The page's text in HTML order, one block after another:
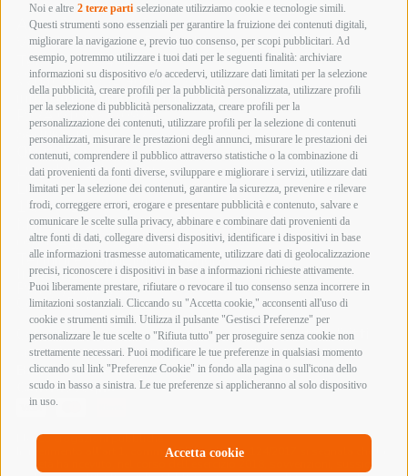
Noi e altre 2 terze parti selezionate utilizziamo cookie e tecnologie simili.
Questi strumenti sono essenziali per garantire la fruizione dei contenuti digitali,
migliorare la navigazione e, previo tuo consenso, per scopi pubblicitari. Ad
esempio, potremmo utilizzare i tuoi dati per le seguenti finalità: archiviare
informazioni su dispositivo e/o accedervi, utilizzare dati limitati per la selezione
della pubblicità, creare profili per la pubblicità personalizzata, utilizzare profili
per la selezione di pubblicità personalizzata, creare profili per la
personalizzazione dei contenuti, utilizzare profili per la selezione di contenuti
personalizzati, misurare le prestazioni degli annunci, misurare le prestazioni dei
contenuti, comprendere il pubblico attraverso statistiche o la combinazione di
dati provenienti da fonti diverse, sviluppare e migliorare i servizi, utilizzare dati
limitati per la selezione dei contenuti, garantire la sicurezza, prevenire e rilevare
frodi, correggere errori, erogare e presentare pubblicità e contenuto, salvare e
comunicare le scelte sulla privacy, abbinare e combinare dati provenienti da
altre fonti di dati, collegare diversi dispositivi, identificare i dispositivi in base
alle informazioni trasmesse automaticamente, utilizzare dati di geolocalizzazione
precisi, riconoscere i dispositivi in base a informazioni richieste attivamente.
Puoi liberamente prestare, rifiutare o revocare il tuo consenso senza incorrere in
limitazioni sostanziali. Cliccando su "Accetta cookie," acconsenti all'uso di
cookie e strumenti simili. Utilizza il pulsante "Gestisci Preferenze" per
personalizzare le tue scelte o "Rifiuta tutto" per proseguire senza cookie non
strettamente necessari. Puoi modificare le tue preferenze in qualsiasi momento
cliccando sul link "Preferenze Cookie" in fondo alla pagina o sull'icona dello
scudo in basso a sinistra. Le tue preferenze si applicheranno al solo dispositivo
in uso.
Accetta cookie
Armeria innocenti
Via Labriola, 219 – 59013 Montemurlo (PRATO)
Tel. +39 0574 652057
Whatsapp 392 4800893
info@armeriainnocenti.it
P.IVA 01652270974
Seguici su:
Orari di apertura
Lunedì mattina Chiuso
Lunedì pomeriggio
15:00 – 19:00
Martedì – Sabato
09:00 – 12:30 / 15:00 – 19:00
Termini e Condizioni di Vendita
Informazioni acquisto armi e munizioni
Privacy Policy
Cookie Policy
Copyright @ 2026 Armeria Innocenti - Tutti i diritti
sono riservati
Bonifico Bancario
Contrassegno
Elenco erogazioni pubbliche
In riferimento all’art 1, comma 125 bis, Legge 124/2017 si segnala che la
società ha ricevuto, nel corso dell’esercizio 2018, sovvenzioni, sussidi,